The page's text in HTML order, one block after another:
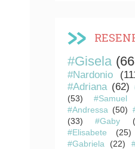
#Gisela
#Nardonio
#Adriana (62)
(53)
#Samuel
#Andressa (50)
(33)
#Gaby
#Elisabete
(25)
#Gabriela
(22)